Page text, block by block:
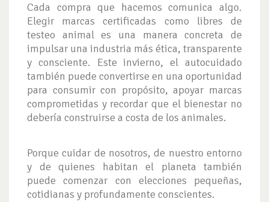
Cada compra que hacemos comunica algo.
Elegir marcas certificadas como libres de
testeo animal es una manera concreta de
impulsar una industria más ética, transparente
y consciente. Este invierno, el autocuidado
también puede convertirse en una oportunidad
para consumir con propósito, apoyar marcas
comprometidas y recordar que el bienestar no
debería construirse a costa de los animales.
Porque cuidar de nosotros, de nuestro entorno
y de quienes habitan el planeta también
puede comenzar con elecciones pequeñas,
cotidianas y profundamente conscientes.